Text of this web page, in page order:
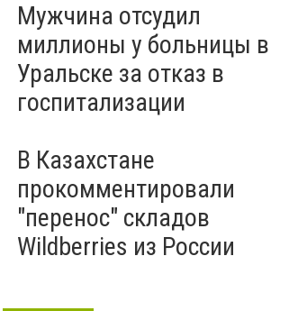
Мужчина отсудил
миллионы у больницы в
Уральске за отказ в
госпитализации
В Казахстане
прокомментировали
"перенос" складов
Wildberries из России